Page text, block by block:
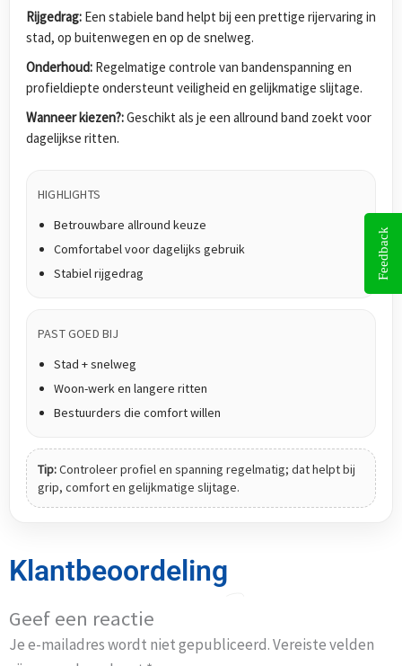
Rijgedrag: Een stabiele band helpt bij een prettige rijervaring in
stad, op buitenwegen en op de snelweg.
Onderhoud: Regelmatige controle van bandenspanning en
profieldiepte ondersteunt veiligheid en gelijkmatige slijtage.
Wanneer kiezen?:Geschikt als je een allround band zoekt voor
dagelijkse ritten.
HIGHLIGHTS
Betrouwbare allround keuze
Comfortabel voor dagelijks gebruik
Stabiel rijgedrag
PAST GOED BIJ
Stad + snelweg
Woon-werk en langere ritten
Bestuurders die comfort willen
Tip:Controleer profiel en spanning regelmatig; dat helpt bij
grip, comfort en gelijkmatige slijtage.
Klantbeoordeling
Geef een reactie
Je e-mailadres wordt niet gepubliceerd.Vereiste velden
Feedback